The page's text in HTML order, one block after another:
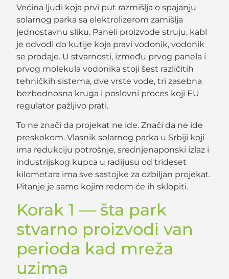
Većina ljudi koja prvi put razmišlja o spajanju
solarnog parka sa elektrolizerom zamišlja
jednostavnu sliku. Paneli proizvode struju, kabl
je odvodi do kutije koja pravi vodonik, vodonik
se prodaje. U stvarnosti, između prvog panela i
prvog molekula vodonika stoji šest različitih
tehničkih sistema, dve vrste vode, tri zasebna
bezbednosna kruga i poslovni proces koji EU
regulator pažljivo prati.
To ne znači da projekat ne ide. Znači da ne ide
preskokom. Vlasnik solarnog parka u Srbiji koji
ima redukciju potrošnje, srednjenaponski izlaz i
industrijskog kupca u radijusu od trideset
kilometara ima sve sastojke za ozbiljan projekat.
Pitanje je samo kojim redom će ih sklopiti.
Korak 1 — šta park
stvarno proizvodi van
perioda kad mreža
uzima